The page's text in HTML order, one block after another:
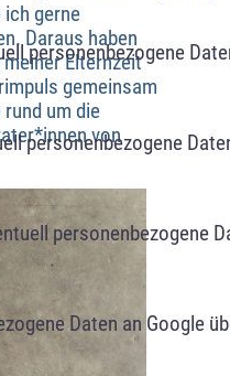
personenbezogene
personenbezogene
personenbezogene
Daten an Google
ich gerne
Daraus haben
Elternzeit
gemeinsam
um die
von